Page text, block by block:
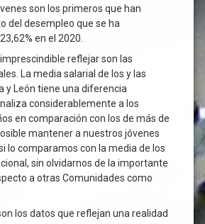
son los primeros que han
del desempleo que se ha
en el 2020.
reflejar son las
La media salarial de los y las
y León tiene una diferencia
considerablemente a los
en comparación con los de más de
mantener a nuestros jóvenes
lo comparamos con la media de los
sin olvidarnos de la importante
a otras Comunidades como
los datos que reflejan una realidad